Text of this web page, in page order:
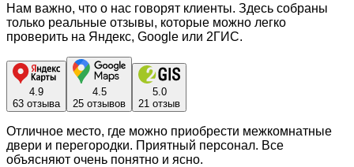
Нам важно, что о нас говорят клиенты. Здесь собраны
только реальные отзывы, которые можно легко
проверить на Яндекс, Google или 2ГИС.
4.9
63 отзыва
4.5
25 отзывов
5.0
21 отзыв
Отличное место, где можно приобрести межкомнатные
двери и перегородки. Приятный персонал. Все
объясняют очень понятно и ясно.